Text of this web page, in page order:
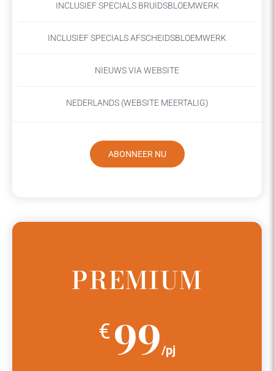
INCLUSIEF SPECIALS BRUIDSBLOEMWERK
INCLUSIEF SPECIALS AFSCHEIDSBLOEMWERK
NIEUWS VIA WEBSITE
NEDERLANDS (WEBSITE MEERTALIG)
ABONNEER NU
PREMIUM
€ 99/pj